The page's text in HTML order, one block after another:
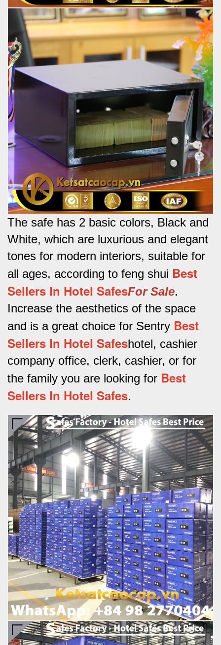
The safe has 2 basic colors, Black and
White, which are luxurious and elegant
tones for modern interiors, suitable for
all ages, according to feng shui Best
Sellers In Hotel SafesFor Sale.
Increase the aesthetics of the space
and is a great choice for Sentry Best
Sellers In Hotel Safeshotel, cashier
company office, clerk, cashier, or for
the family you are looking for Best
Sellers In Hotel Safes.